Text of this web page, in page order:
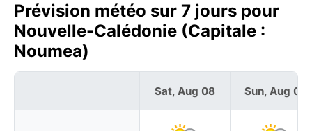
Prévision météo sur 7 jours pour
Nouvelle-Calédonie (Capitale :
Noumea)
Sat, Aug 08 Sun, Aug 09